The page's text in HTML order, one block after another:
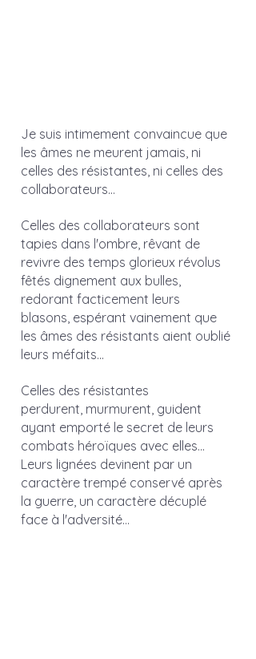
Je suis intimement convaincue que
les âmes ne meurent jamais, ni
celles des résistantes, ni celles des
collaborateurs...
Celles des collaborateurs sont
tapies dans l'ombre, rêvant de
revivre des temps glorieux révolus
fêtés dignement aux bulles,
redorant facticement leurs
blasons, espérant vainement que
les âmes des résistants aient oublié
leurs méfaits...
Celles des résistantes
perdurent, murmurent, guident
ayant emporté le secret de leurs
combats héroïques avec elles...
Leurs lignées devinent par un
caractère trempé conservé après
la guerre, un caractère décuplé
face à l'adversité...